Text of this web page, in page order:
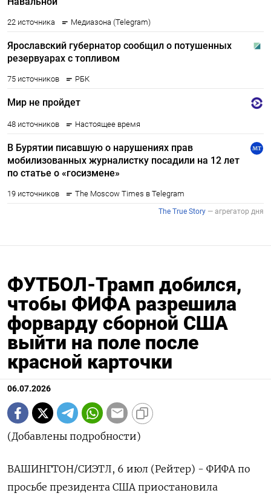
ФУТБОЛ-Трамп добился,
чтобы ФИФА разрешила
форварду сборной США
выйти на поле после
красной карточки
06.07.2026
(Добавлены подробности)
ВАШИНГТОН/СИЭТЛ, 6 июл (Рейтер) - ФИФА по
просьбе президента США приостановила